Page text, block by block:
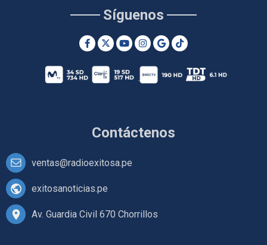
Contáctenos
ventas@radioexitosa.pe
exitosanoticias.pe
Av. Guardia Civil 670 Chorrillos
Síguenos